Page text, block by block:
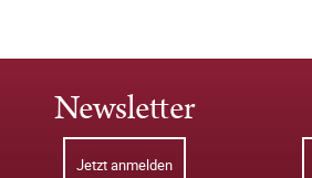
Newsletter
Jetzt anmelden